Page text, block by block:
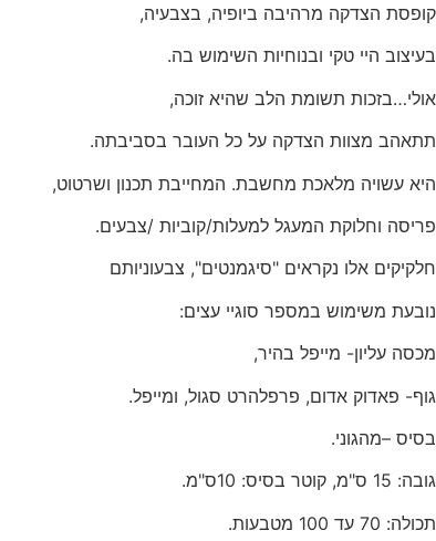
קופסת הצדקה מרהיבה ביופיה, בצבעיה,
בעיצוב היי טקי ובנוחיות השימוש בה.
אולי…בזכות תשומת הלב שהיא זוכה,
תתאהב מצוות הצדקה על כל העובר בסביבתה.
היא עשויה מלאכת מחשבת. המחייבת תכנון ושרטוט,
פריסה וחלוקת המעגל למעלות/קוביות /צבעים.
חלקיקים אלו נקראים "סיגמנטים", צבעוניותם
נובעת משימוש במספר סוגיי עצים:
מכסה עליון- מייפל בהיר,
גוף- פאדוק אדום, פרפלהרט סגול, ומייפל.
בסיס –מהגוני.
גובה: 15 ס"מ, קוטר בסיס: 10ס"מ.
תכולה: 70 עד 100 מטבעות.